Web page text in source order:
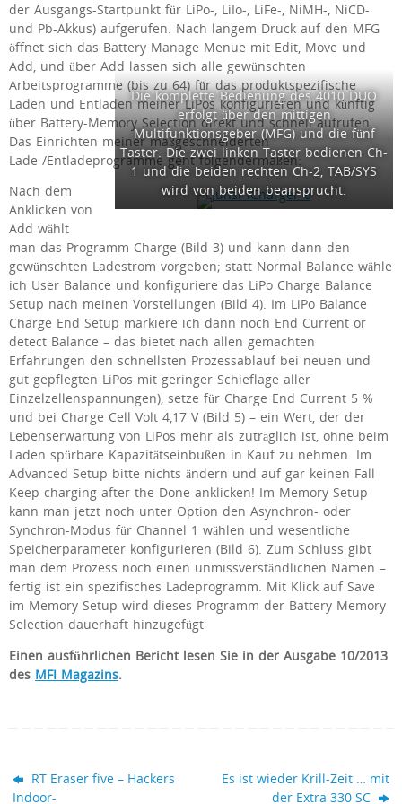
der Ausgangs-Startpunkt für LiPo-, LiIo-, LiFe-, NiMH-, NiCD-
und Pb-Akkus) aufgerufen. Nach langem Druck auf den MFG
öffnet sich das Battery Manage Menue mit Edit, Move und
Add, und über Add lassen sich alle gewünschten
Arbeitsprogramme (bis zu 64) für das produktspezifische
Laden und Entladen meiner LiPos konfigurieren und künftig
über Battery-Memory Selection direkt und schnell aufrufen.
Das Einrichten meiner maßgeschneiderten
Lade-/Entladeprogramme geht folgendermaßen:
Die komplette Bedienung des 4010 DUO
erfolgt über den mittigen
Multifunktionsgeber (MFG) und die fünf
Taster. Die zwei linken Taster bedienen Ch-
1 und die beiden rechten Ch-2, TAB/SYS
wird von beiden beansprucht.
Nach dem
Anklicken von
Add wählt
man das Programm Charge (Bild 3) und kann dann den
gewünschten Ladestrom vorgeben; statt Normal Balance wähle
ich User Balance und konfiguriere das LiPo Charge Balance
Setup nach meinen Vorstellungen (Bild 4). Im LiPo Balance
Charge End Setup markiere ich dann noch End Current or
detect Balance – das bietet nach allen gemachten
Erfahrungen den schnellsten Prozessablauf bei neuen und
gut gepflegten LiPos mit geringer Schieflage aller
Einzelzellenspannungen), setze für Charge End Current 5 %
und bei Charge Cell Volt 4,17 V (Bild 5) – ein Wert, der der
Lebenserwartung von LiPos mehr als zuträglich ist, ohne beim
Laden spürbare Kapazitätseinbußen in Kauf zu nehmen. Im
Advanced Setup bitte nichts ändern und auf gar keinen Fall
Keep charging after the Done anklicken! Im Memory Setup
kann man jetzt noch unter Option den Asynchron- oder
Synchron-Modus für Channel 1 wählen und wesentliche
Speicherparameter konfigurieren (Bild 6). Zum Schluss gibt
man dem Prozess noch einen unmissverständlichen Namen –
fertig ist ein spezifisches Ladeprogramm. Mit Klick auf Save
im Memory Setup wird dieses Programm der Battery Memory
Selection dauerhaft hinzugefügt
Einen ausführlichen Bericht lesen Sie in der Ausgabe 10/2013
des MFI Magazins.
RT Eraser five – Hackers
Indoor-
Es ist wieder Krill-Zeit … mit
der Extra 330 SC